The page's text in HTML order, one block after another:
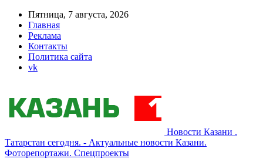
Пятница, 7 августа, 2026
Главная
Реклама
Контакты
Политика сайта
vk
Новости Казани .
Татарстан сегодня. - Актуальные новости Казани.
Фоторепортажи. Спецпроекты